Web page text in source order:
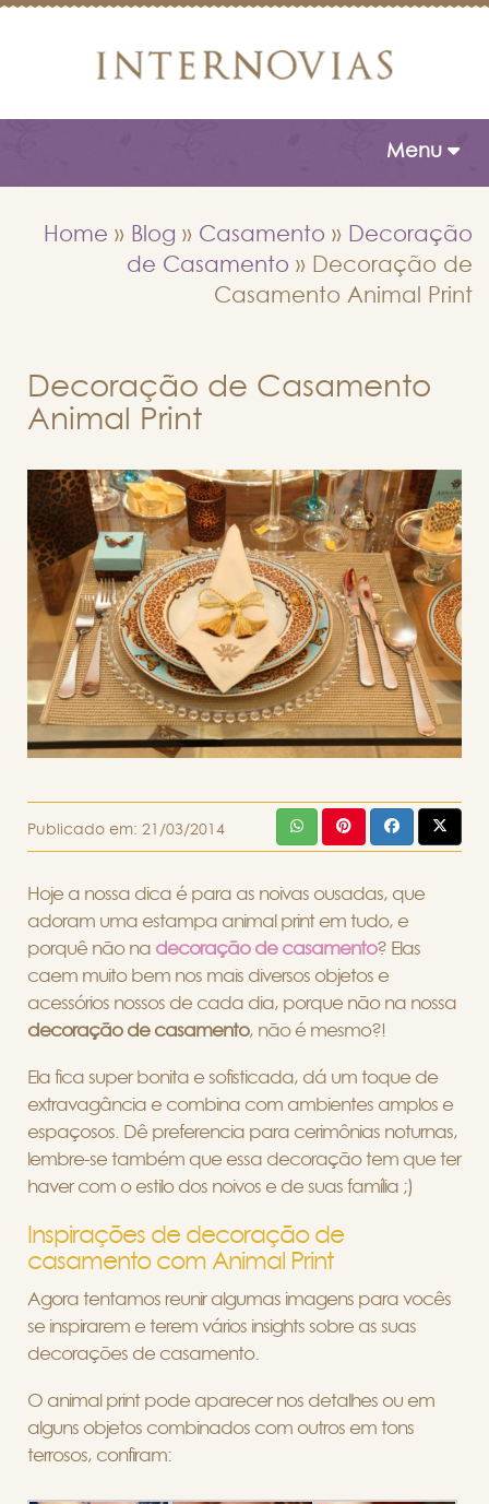
Toggle
Menu
Home » Blog » Casamento »
Decoração
de Casamento »
Decoração de
Casamento Animal Print
Decoração de Casamento
Animal Print
Publicado em: 21/03/2014
Hoje a nossa dica é para as noivas ousadas, que
adoram uma estampa animal print em tudo, e
porquê não na decoração de casamento? Elas
caem muito bem nos mais diversos objetos e
acessórios nossos de cada dia, porque não na nossa
decoração de casamento, não é mesmo?!
Ela fica super bonita e sofisticada, dá um toque de
extravagância e combina com ambientes amplos e
espaçosos. Dê preferencia para cerimônias noturnas,
lembre-se também que essa decoração tem que ter
haver com o estilo dos noivos e de suas família ;)
Inspirações de decoração de
casamento com Animal Print
Agora tentamos reunir algumas imagens para vocês
se inspirarem e terem vários insights sobre as suas
decorações de casamento.
O animal print pode aparecer nos detalhes ou em
alguns objetos combinados com outros em tons
terrosos, confiram: